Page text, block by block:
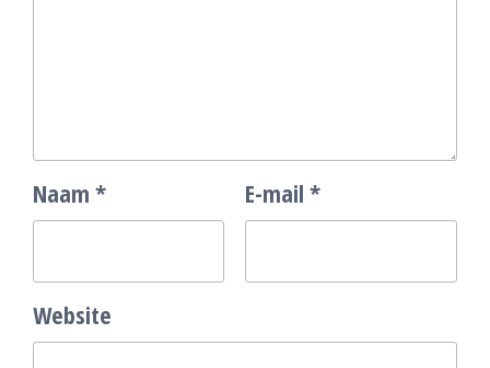
Naam * E-mail *
Website